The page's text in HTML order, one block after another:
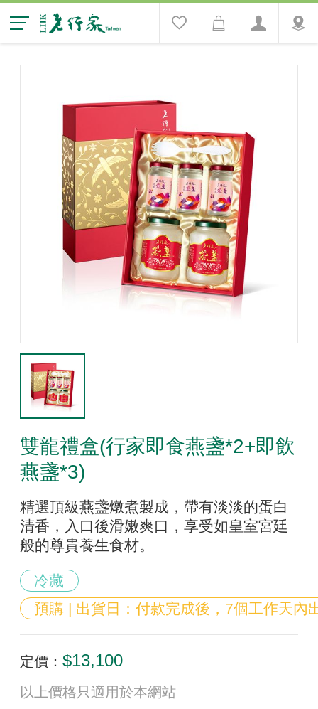
雙龍禮盒(行家即食燕盞*2+即飲
燕盞*3)
精選頂級燕盞燉煮製成，帶有淡淡的蛋白
清香，入口後滑嫩爽口，享受如皇室宮廷
般的尊貴養生食材。
冷藏
預購 | 出貨日：付款完成後，7個工作天內
定價： $13,100
以上價格只適用於本網站